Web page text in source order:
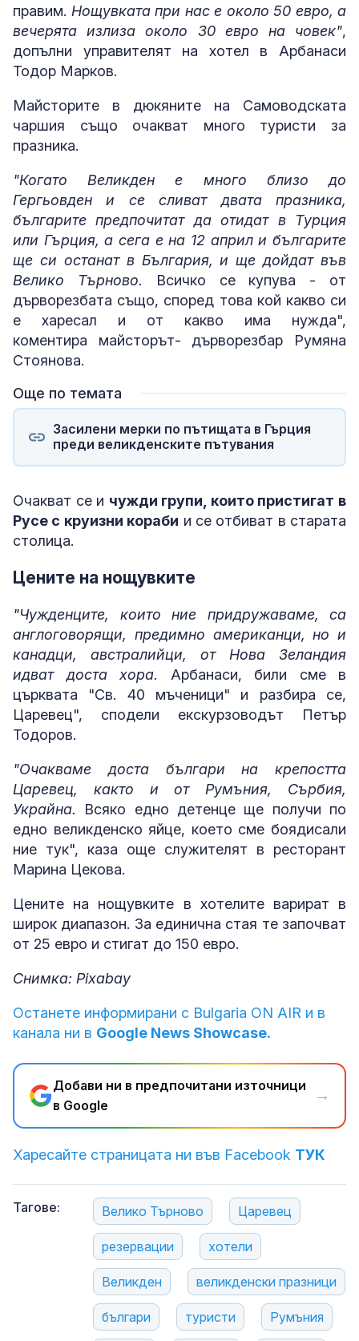
правим. Нощувката при нас е около 50 евро, а
вечерята излиза около 30 евро на човек",
допълни управителят на хотел в Арбанаси
Тодор Марков.
Майсторите в дюкяните на Самоводската
чаршия също очакват много туристи за
празника.
"Когато Великден е много близо до
Гергьовден и се сливат двата празника,
българите предпочитат да отидат в Турция
или Гърция, а сега е на 12 април и българите
ще си останат в България, и ще дойдат във
Велико Търново. Всичко се купува - от
дърворезбата също, според това кой какво си
е харесал и от какво има нужда",
коментира майсторът- дърворезбар Румяна
Стоянова.
Още по темата
Засилени мерки по пътищата в Гърция
преди великденските пътувания
Очакват се и чужди групи, които пристигат в
Русе с круизни кораби и се отбиват в старата
столица.
Цените на нощувките
"Чужденците, които ние придружаваме, са
англоговорящи, предимно американци, но и
канадци, австралийци, от Нова Зеландия
идват доста хора. Арбанаси, били сме в
църквата "Св. 40 мъченици" и разбира се,
Царевец", сподели екскурзоводът Петър
Тодоров.
"Очакваме доста българи на крепостта
Царевец, както и от Румъния, Сърбия,
Украйна. Всяко едно детенце ще получи по
едно великденско яйце, което сме боядисали
ние тук", каза още служителят в ресторант
Марина Цекова.
Цените на нощувките в хотелите варират в
широк диапазон. За единична стая те започват
от 25 евро и стигат до 150 евро.
Снимка: Pixabay
Останете информирани с Bulgaria ON AIR и в
канала ни в Google News Showcase.
Добави ни в предпочитани източници
в Google
→
Харесайте страницата ни във Facebook ТУК
Тагове: Велико Търново Царевец
резервации хотели
Великден великденски празници
българи туристи Румъния